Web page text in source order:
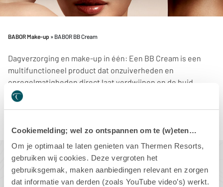
Cookiemelding; wel zo ontspannen om te (w)eten…
Om je optimaal te laten genieten van Thermen Resorts,
gebruiken wij cookies. Deze vergroten het
gebruiksgemak, maken aanbiedingen relevant en zorgen
dat informatie van derden (zoals YouTube video’s) werkt.
BABOR Make-up » BABOR BB Cream
Dagverzorging en make-up in één: Een BB Cream is een
multifunctioneel product dat onzuiverheden en
onregelmatigheden direct laat verdwijnen en de huid
tegelijkertijd ook verzorgt. Bovendien beschermt de
BABOR BB Cream